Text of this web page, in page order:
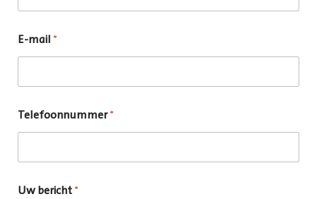
E-mail*
Telefoonnummer*
Uw bericht*